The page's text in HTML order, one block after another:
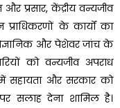
प्रसार, केंद्रीय वन्यजीव
प्राधिकरणों के कार्यों का
वैज्ञानिक और पेशेवर जांच के
को वन्यजीव अपराध
सहायता और सरकार को
सलाह देना शामिल है।